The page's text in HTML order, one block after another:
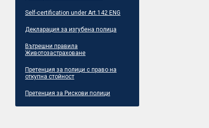
Self-certification under Art.142 ENG
Декларация за изгубена полица
Вътрешни правила
Животозастраховане
Претенция за полици с право на
откупна стойност
Претенция за Рискови полици